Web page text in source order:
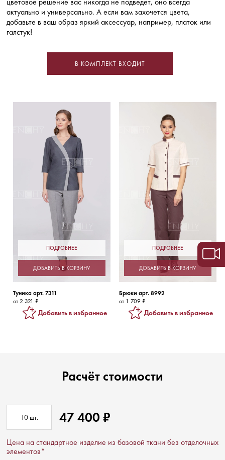
актуально и универсально. А если вам захочется цвета,
добавьте в ваш образ яркий аксессуар, например, платок или
галстук!
В КОМПЛЕКТ ВХОДИТ
ПОДРОБНЕЕ
ДОБАВИТЬ В КОРЗИНУ
Туника арт. 7311
от 2 321 ₽
Добавить в избранное
ПОДРОБНЕЕ
ДОБАВИТЬ В КОРЗИНУ
Брюки арт. 8992
от 1 709 ₽
Добавить в избранное
Расчёт стоимости
10шт. 47 400 ₽
Цена на стандартное изделие из базовой ткани без отделочных
элементов*